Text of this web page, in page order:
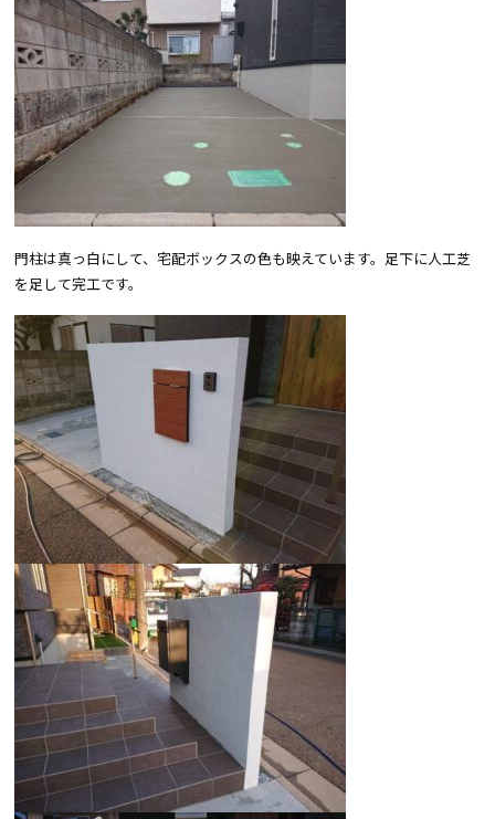
門柱は真っ白にして、宅配ボックスの色も映えています。足下に人工芝
を足して完工です。